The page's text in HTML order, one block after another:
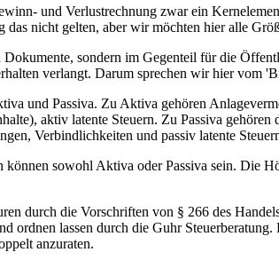
und Verlustrechnung zwar ein
das nicht gelten, aber wir möchten hier alle
sondern im Gegenteil für die
verlangt. Darum sprechen wir hier vom
und Passiva. Zu Aktiva gehören
aktiv latente Steuern. Zu Passiva
Verbindlichkeiten und passiv latente
können sowohl Aktiva oder Passiva sein. Die
durch die Vorschriften von § 266 des
ordnen lassen durch die Guhr
anzuraten.